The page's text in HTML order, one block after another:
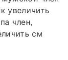
увеличить
член,
см